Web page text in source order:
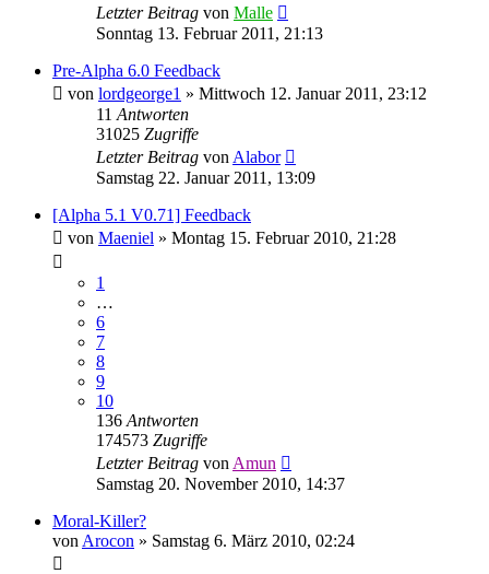
Letzter Beitrag von Malle
Sonntag 13. Februar 2011, 21:13
Pre-Alpha 6.0 Feedback
von lordgeorge1 » Mittwoch 12. Januar 2011, 23:12
11 Antworten
31025 Zugriffe
Letzter Beitrag von Alabor
Samstag 22. Januar 2011, 13:09
[Alpha 5.1 V0.71] Feedback
von Maeniel » Montag 15. Februar 2010, 21:28
1
…
6
7
8
9
10
136 Antworten
174573 Zugriffe
Letzter Beitrag von Amun
Samstag 20. November 2010, 14:37
Moral-Killer?
von Arocon » Samstag 6. März 2010, 02:24